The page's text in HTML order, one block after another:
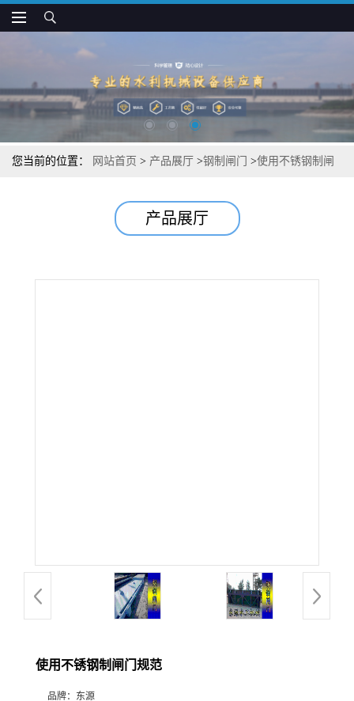
您当前的位置： 网站首页 > 产品展厅 >钢制闸门 >使用不锈钢制闸
产品展厅
使用不锈钢制闸门规范
品牌： 东源